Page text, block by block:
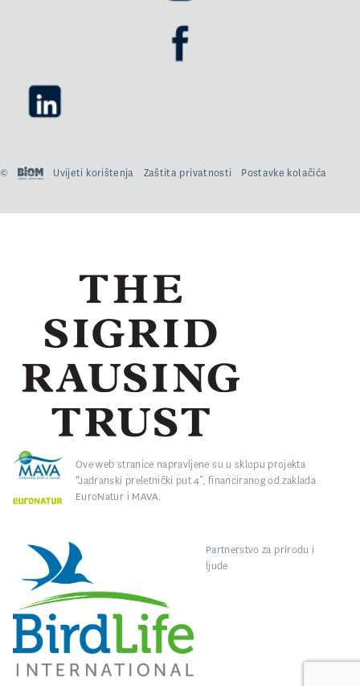
© Uvijeti korištenja Zaštita privatnosti Postavke kolačića
Ove web stranice napravljene su u sklopu projekta
“Jadranski preletnički put 4”, financiranog od zaklada
EuroNatur i MAVA.
Partnerstvo za prirodu i
ljude